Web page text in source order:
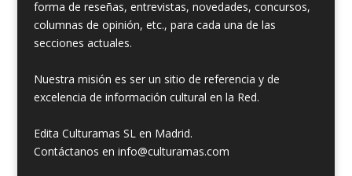
forma de reseñas, entrevistas, novedades, concursos,
columnas de opinión, etc., para cada una de las
secciones actuales.
Nuestra misión es ser un sitio de referencia y de
excelencia de información cultural en la Red.
Edita Culturamas SL en Madrid.
Contáctanos en info@culturamas.com